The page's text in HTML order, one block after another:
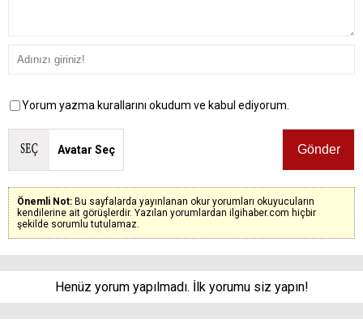
Yorum yazma kurallarını okudum ve kabul ediyorum.
Avatar Seç
Önemli Not: Bu sayfalarda yayınlanan okur yorumları okuyucuların
kendilerine ait görüşlerdir. Yazılan yorumlardan ilgihaber.com hiçbir
şekilde sorumlu tutulamaz.
Henüz yorum yapılmadı. İlk yorumu siz yapın!